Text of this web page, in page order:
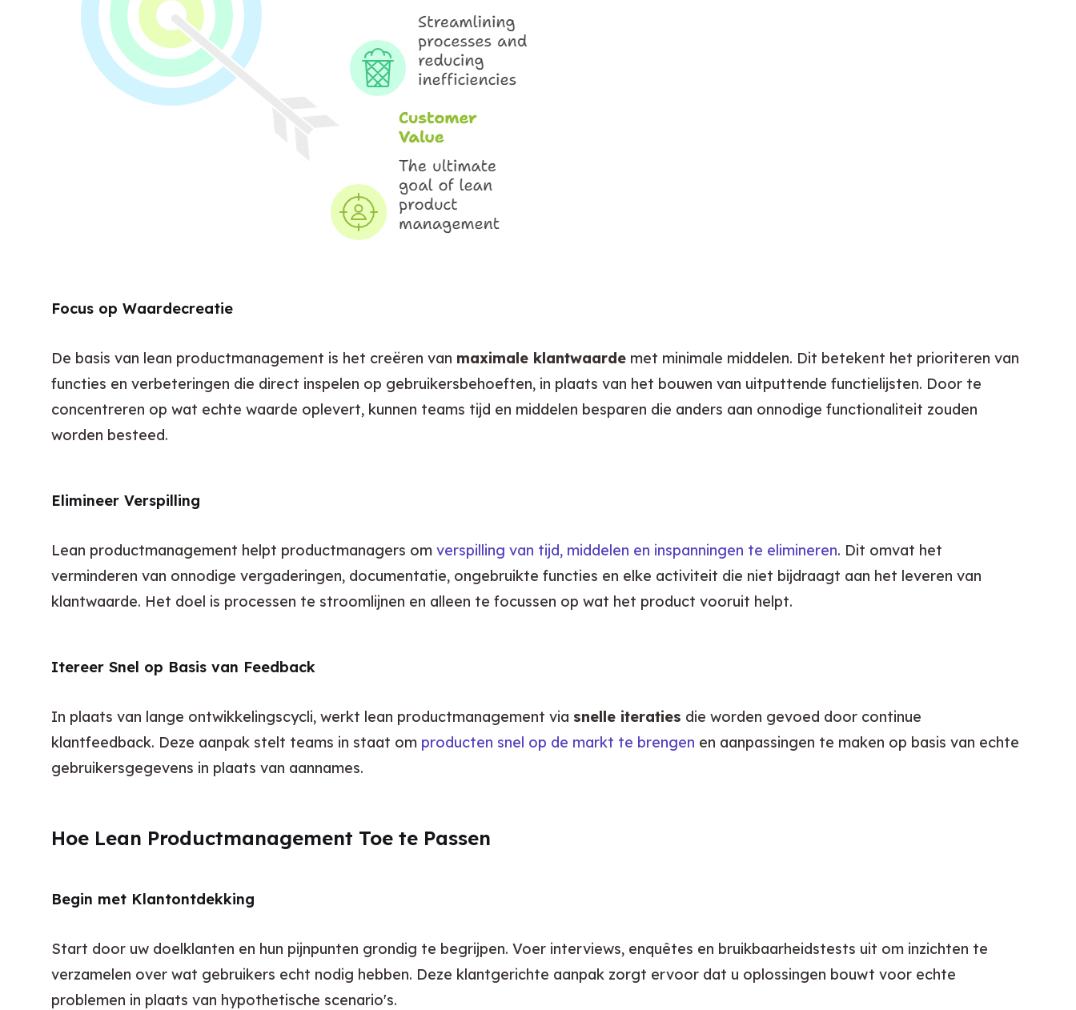
Focus op Waardecreatie
De basis van lean productmanagement is het creëren van maximale klantwaarde met minimale middelen. Dit betekent het prioriteren van
functies en verbeteringen die direct inspelen op gebruikersbehoeften, in plaats van het bouwen van uitputtende functielijsten. Door te
concentreren op wat echte waarde oplevert, kunnen teams tijd en middelen besparen die anders aan onnodige functionaliteit zouden
worden besteed.
Elimineer Verspilling
Lean productmanagement helpt productmanagers om verspilling van tijd, middelen en inspanningen te elimineren. Dit omvat het
verminderen van onnodige vergaderingen, documentatie, ongebruikte functies en elke activiteit die niet bijdraagt aan het leveren van
klantwaarde. Het doel is processen te stroomlijnen en alleen te focussen op wat het product vooruit helpt.
Itereer Snel op Basis van Feedback
In plaats van lange ontwikkelingscycli, werkt lean productmanagement via snelle iteraties die worden gevoed door continue
klantfeedback. Deze aanpak stelt teams in staat om producten snel op de markt te brengen en aanpassingen te maken op basis van echte
gebruikersgegevens in plaats van aannames.
Hoe Lean Productmanagement Toe te Passen
Begin met Klantontdekking
Start door uw doelklanten en hun pijnpunten grondig te begrijpen. Voer interviews, enquêtes en bruikbaarheidstests uit om inzichten te
verzamelen over wat gebruikers echt nodig hebben. Deze klantgerichte aanpak zorgt ervoor dat u oplossingen bouwt voor echte
problemen in plaats van hypothetische scenario's.